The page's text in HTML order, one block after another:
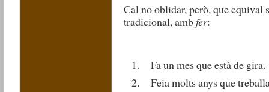
Cal no oblidar, però, que equival
tradicional, ambfer:
Fa un mes que està de gira.
Feia molts anys que